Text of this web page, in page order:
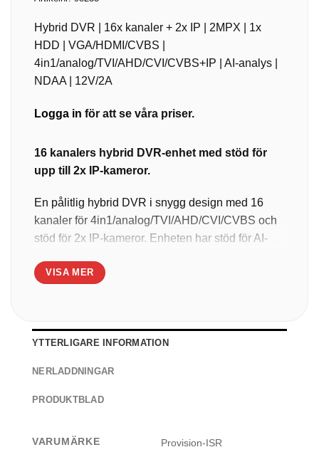
Hybrid DVR | 16x kanaler + 2x IP | 2MPX | 1x
HDD | VGA/HDMI/CVBS |
4in1/analog/TVI/AHD/CVI/CVBS+IP | AI-analys |
NDAA | 12V/2A
Logga in för att se våra priser.
16 kanalers hybrid DVR-enhet med stöd för
upp till 2x IP-kameror.
En pålitlig hybrid DVR i snygg design med 16
kanaler för 4in1/analog/TVI/AHD/CVI/CVBS och
stöd för 2x IP-kameror. Enheten har stöd för AI-
med maxupplösning på 2MPX. Den har 1x
VISA MER
YTTERLIGARE INFORMATION
NERLADDNINGAR
PRODUKTBLAD
VARUMÄRKE Provision-ISR